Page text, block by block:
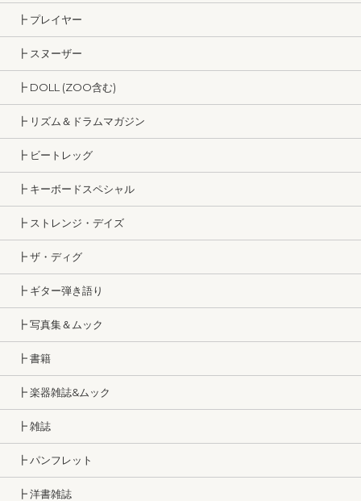
┣ プレイヤー
┣ スヌーザー
┣ DOLL (ZOO含む)
┣ リズム＆ドラムマガジン
┣ ビートレッグ
┣ キーボードスペシャル
┣ ストレンジ・デイズ
┣ ザ・ディグ
┣ ギター弾き語り
┣ 写真集＆ムック
┣ 書籍
┣ 楽器雑誌&ムック
┣ 雑誌
┣ パンフレット
┣ 洋書雑誌